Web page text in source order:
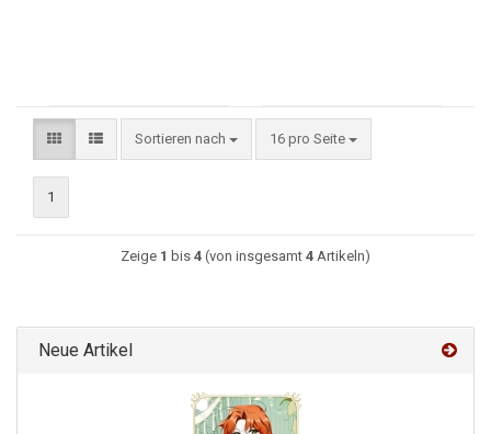
Sortieren nach 16 pro Seite
1
Zeige 1 bis 4 (von insgesamt 4 Artikeln)
Neue Artikel